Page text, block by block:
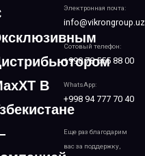
Электронная почта:
info@vikrongroup.uz
Сотовый телефон:
+998 78 555 88 00
WhatsApp:
+998 94 777 70 40
Еще раз благодарим
вас за поддержку,
В